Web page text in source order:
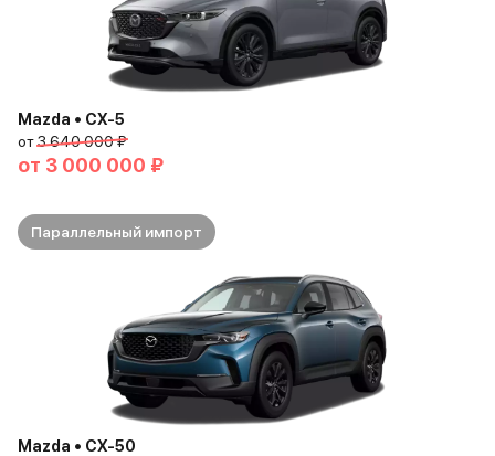
Mazda • CX-5
от3 640 000 ₽
от 3 000 000 ₽
Параллельный импорт
Mazda • CX-50